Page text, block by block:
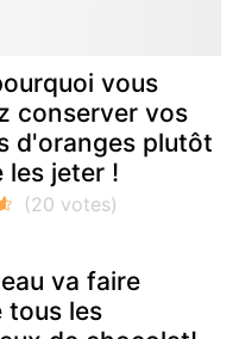
vous
conserver vos
d'oranges plutôt
les jeter !
va faire
tous les